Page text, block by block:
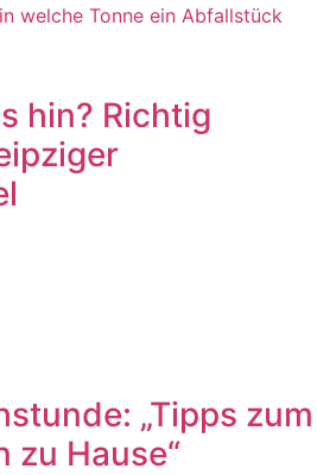
hin? Richtig
„Tipps zum
zu Hause“